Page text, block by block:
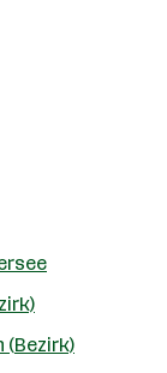
(Bezirk)